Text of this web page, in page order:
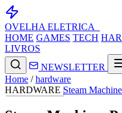
OVELHA ELETRICA_
HOME GAMES TECH
LIVROS
NEWSLETTER
Home / hardware
HARDWARE Steam Machine